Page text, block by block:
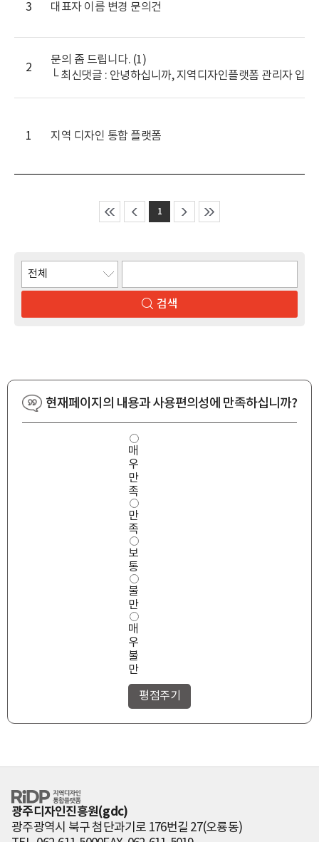
3 대표자 이름 변경 문의건
2
문의 좀 드립니다. (1)
1 지역 디자인 통합 플랫폼
1
검색
현재페이지의 내용과 사용편의성에 만족하십니까?
사
용
편
의
성
만
족
도
매
우
만
족
만
족
보
통
불
만
매
우
불
만
RiDP 지역디자
인 통합플랫폼
광주디자인진흥원(gdc)
광주광역시 북구 첨단과기로 176번길 27(오룡동)